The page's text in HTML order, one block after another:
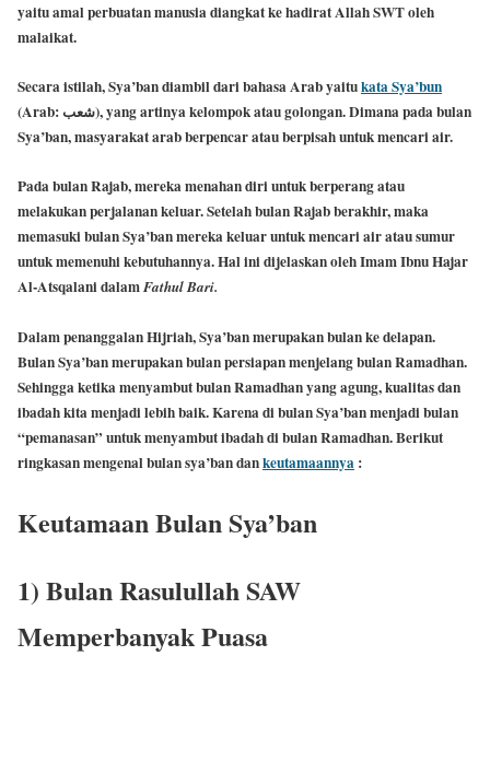
yaitu amal perbuatan manusia diangkat ke hadirat Allah SWT oleh
malaikat.
Secara istilah, Sya’ban diambil dari bahasa Arab yaitukata Sya’bun
(Arab: شعب), yang artinya kelompok atau golongan. Dimana pada bulan
Sya’ban, masyarakat arab berpencar atau berpisah untuk mencari air.
Pada bulan Rajab, mereka menahan diri untuk berperang atau
melakukan perjalanan keluar. Setelah bulan Rajab berakhir, maka
memasuki bulan Sya’ban mereka keluar untuk mencari air atau sumur
untuk memenuhi kebutuhannya. Hal ini dijelaskan oleh Imam Ibnu Hajar
Al-Atsqalani dalamFathul Bari.
Dalam penanggalan Hijriah, Sya’ban merupakan bulan ke delapan.
Bulan Sya’ban merupakan bulan persiapan menjelang bulan Ramadhan.
Sehingga ketika menyambut bulan Ramadhan yang agung, kualitas dan
ibadah kita menjadi lebih baik. Karena di bulan Sya’ban menjadi bulan
“pemanasan” untuk menyambut ibadah di bulan Ramadhan. Berikut
ringkasan mengenal bulan sya’ban dankeutamaannya :
Keutamaan Bulan Sya’ban
1) Bulan Rasulullah SAW
Memperbanyak Puasa